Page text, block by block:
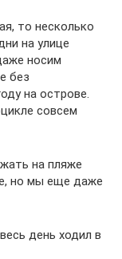
то несколько
на улице
носим
без
на острове.
совсем
на пляже
но мы еще даже
день ходил в